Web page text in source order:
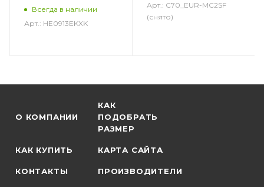
Всегда в наличии
Арт.: HE0913EKXK
Арт.: C70_EUR-MC2SF
(снято)
О КОМПАНИИ
КАК
ПОДОБРАТЬ
РАЗМЕР
КАК КУПИТЬ КАРТА САЙТА
КОНТАКТЫ ПРОИЗВОДИТЕЛИ